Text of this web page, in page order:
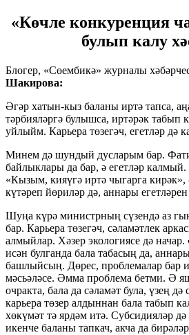
«Көчле конкуренция
булып калу
Блогер, «Сөембикә» журналы
Шакирова:
Әгәр хатын-кыз баланы иртә тапса,
тәрбияләргә булышса, иртәрәк табып
уйлыйм. Карьера төзегәч, егетләр дә
Минем дә шундый дусларым бар.
байлыклары да бар, ә егетләр
«Кызым, кияүгә иртә чыгарга
күтәреп йөриләр дә, аннары
Шуңа күрә министрның сүзендә аз
бар. Карьера төзегәч, сәламәтлек
алмыйлар. Хәзер экологиясе дә
исән булганда бала табасың да,
башлыйсың. Дөрес, проблемалар бар
мәсьәләсе. Әмма проблема бетми. Ә
очракта, бала да сәламәт була, үзең
карьера төзер алдыннан бала табып
хөкүмәт тә ярдәм итә. Субсидияләр
икенче баланы тапкач, акча да